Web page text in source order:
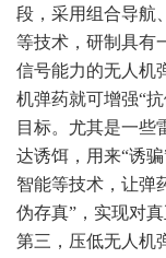
段，采用组合导航
等技术，研制具有
信号能力的无人机
机弹药就可增强“
目标。尤其是一些
达诱饵，用来“诱
智能等技术，让弹
伪存真”，实现对
第三，压低无人机